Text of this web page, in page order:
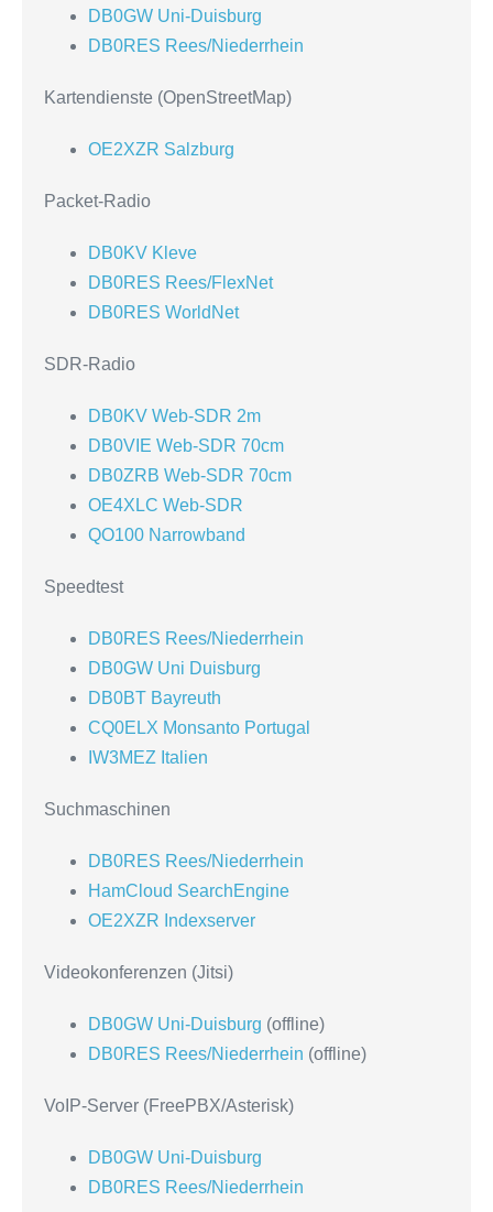
DB0GW Uni-Duisburg
DB0RES Rees/Niederrhein
Kartendienste (OpenStreetMap)
OE2XZR Salzburg
Packet-Radio
DB0KV Kleve
DB0RES Rees/FlexNet
DB0RES WorldNet
SDR-Radio
DB0KV Web-SDR 2m
DB0VIE Web-SDR 70cm
DB0ZRB Web-SDR 70cm
OE4XLC Web-SDR
QO100 Narrowband
Speedtest
DB0RES Rees/Niederrhein
DB0GW Uni Duisburg
DB0BT Bayreuth
CQ0ELX Monsanto Portugal
IW3MEZ Italien
Suchmaschinen
DB0RES Rees/Niederrhein
HamCloud SearchEngine
OE2XZR Indexserver
Videokonferenzen (Jitsi)
DB0GW Uni-Duisburg (offline)
DB0RES Rees/Niederrhein (offline)
VoIP-Server (FreePBX/Asterisk)
DB0GW Uni-Duisburg
DB0RES Rees/Niederrhein